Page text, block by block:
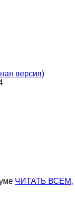
версия)
ЧИТАТЬ ВСЕМ,